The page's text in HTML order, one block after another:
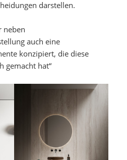
darstellen.
neben
auch eine
konzipiert, die diese
gemacht hat“